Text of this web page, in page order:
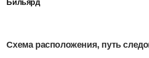
Бильярд
Схема расположения, путь